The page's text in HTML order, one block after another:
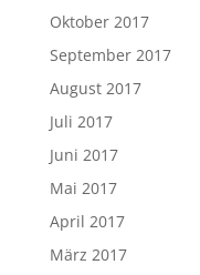
Oktober 2017
September 2017
August 2017
Juli 2017
Juni 2017
Mai 2017
April 2017
März 2017